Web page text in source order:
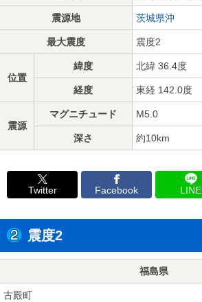
震源地 茨城県沖
最大震度 震度2
位置
緯度 北緯 36.4度
経度 東経 142.0度
震源
マグニチュード M5.0
深さ 約10km
Twitter Facebook LINE
震度2
福島県
古殿町